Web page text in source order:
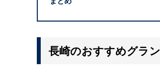
長崎のおすすめグラ